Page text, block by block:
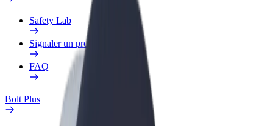
Safety Lab
Signaler un problème
FAQ
Bolt Plus